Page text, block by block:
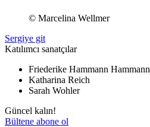
© Marcelina Wellmer
Sergiye git
Katılımcı sanatçılar
Friederike Hammann Hammann
Katharina Reich
Sarah Wohler
Güncel kalın!
Bültene abone ol